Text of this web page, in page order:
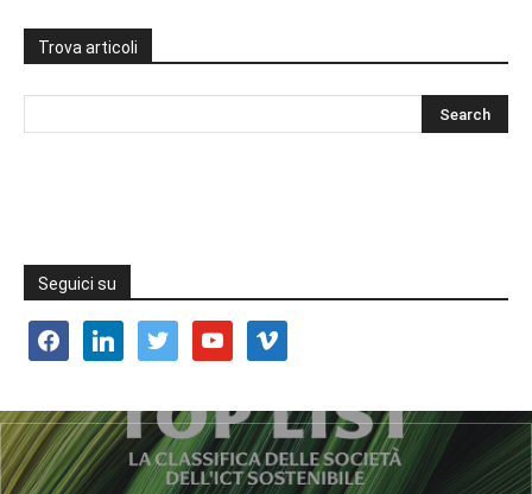
Trova articoli
Seguici su
facebooklinkedin twitter youtube vimeo